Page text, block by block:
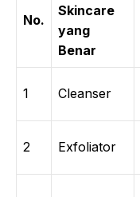
No.
Skincare
yang
Benar
1 Cleanser
2 Exfoliator